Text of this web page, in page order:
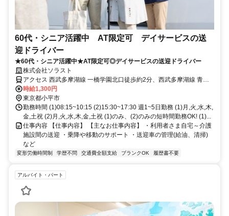
60代・シニア活躍中 AT限定可 デイサービスの送
迎ドライバー
★60代・シニア活躍中★AT限定可◎デイサービスの送迎ドライバー
株式会社ソラスト
アクセス 西武多摩湖線 一橋学園北口徒歩約2分、西武多摩湖線 青梅
街道徒歩約12分、ＪＲ武蔵野線 新小平徒歩約19分
時給1,300円
東京都小平市
勤務時間 (1)08:15~10:15 (2)15:30~17:30 週1~5日勤務 (1)月,火,水,木,
金,土祝 (2)月,火,水,木,金,土祝 (1)のみ、(2)のみの短時間勤務OK! (1)...
仕事内容 【仕事内容】 【主なお仕事内容】 ・利用者さま自宅～介護
施設間の送迎 ・乗降や移動のサポート ・送迎車の管理(給油、清掃)
など
変形労働時間制 学歴不問 交通費全額支給 ブランクOK 履歴書不要
アルバイト・パート